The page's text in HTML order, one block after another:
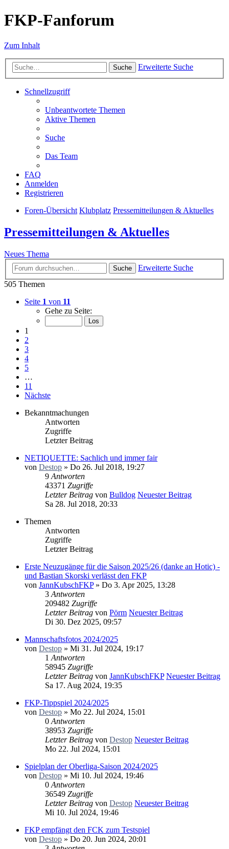
FKP-Fanforum
Zum Inhalt
Suche Erweiterte Suche
Schnellzugriff
Unbeantwortete Themen
Aktive Themen
Suche
Das Team
FAQ
Anmelden
Registrieren
Foren-Übersicht Klubplatz Pressemitteilungen & Aktuelles
Pressemitteilungen & Aktuelles
Neues Thema
Suche
Erweiterte Suche
505 Themen
Seite 1 von 11
Gehe zu Seite:
1
2
3
4
5
…
11
Nächste
Bekanntmachungen
Antworten
Zugriffe
Letzter Beitrag
NETIQUETTE: Sachlich und immer fair
von Destop » Do 26. Jul 2018, 19:27
9 Antworten
43371 Zugriffe
Letzter Beitrag von Bulldog Neuester Beitrag
Sa 28. Jul 2018, 20:33
Themen
Antworten
Zugriffe
Letzter Beitrag
Erste Neuzugänge für die Saison 2025/26 (danke an Hotic) -
und Bastian Skorski verlässt den FKP
von JannKubschFKP» Do 3. Apr 2025, 13:28
3 Antworten
209482 Zugriffe
Letzter Beitrag von Pörm Neuester Beitrag
Di 30. Dez 2025, 09:57
Mannschaftsfotos 2024/2025
von Destop » Mi 31. Jul 2024, 19:17
1 Antworten
58945 Zugriffe
Letzter Beitrag von JannKubschFKP Neuester Beitrag
Sa 17. Aug 2024, 19:35
FKP-Tippspiel 2024/2025
von Destop » Mo 22. Jul 2024, 15:01
0 Antworten
38953 Zugriffe
Letzter Beitrag von Destop Neuester Beitrag
Mo 22. Jul 2024, 15:01
Spielplan der Oberliga-Saison 2024/2025
von Destop » Mi 10. Jul 2024, 19:46
0 Antworten
36549 Zugriffe
Letzter Beitrag von Destop Neuester Beitrag
Mi 10. Jul 2024, 19:46
FKP empfängt den FCK zum Testspiel
von Destop » Do 20. Jun 2024, 20:01